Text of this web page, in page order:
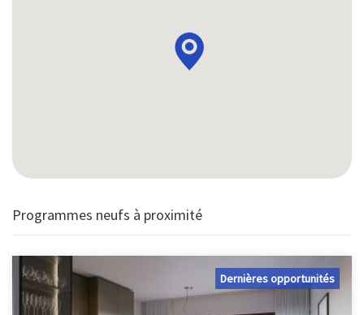
Programmes neufs à proximité
Dernières opportunités